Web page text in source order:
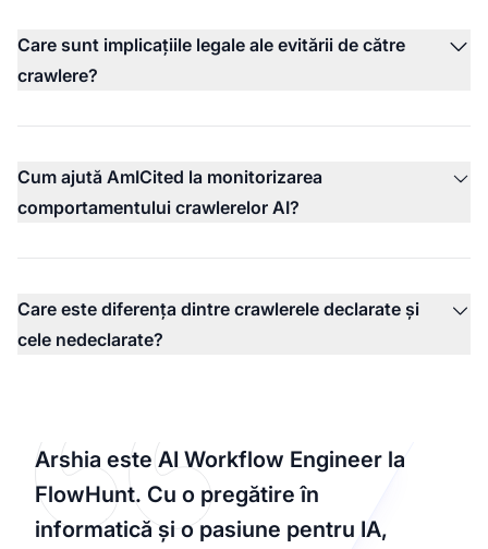
Care sunt implicațiile legale ale evitării de către
crawlere?
Cum ajută AmICited la monitorizarea
comportamentului crawlerelor AI?
Care este diferența dintre crawlerele declarate și
cele nedeclarate?
Arshia este AI Workflow Engineer la
FlowHunt. Cu o pregătire în
informatică și o pasiune pentru IA,